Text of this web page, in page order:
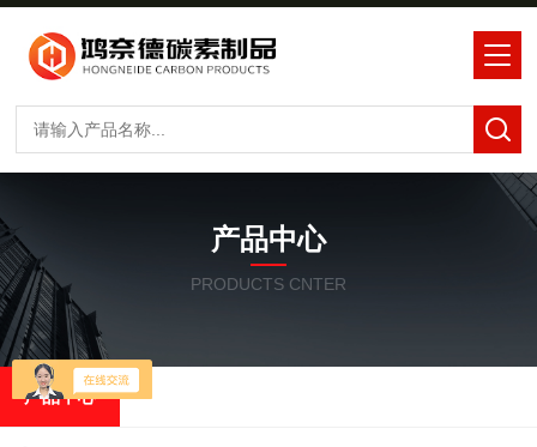
产品中心
PRODUCTS CNTER
产品中心